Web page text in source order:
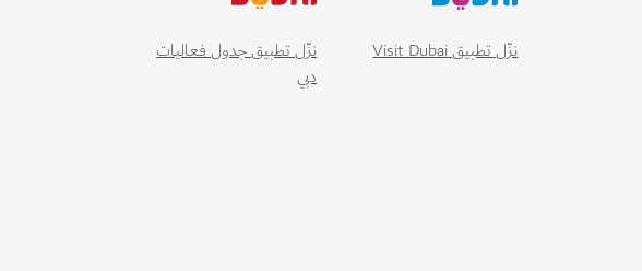
نزّل تطبيق Visit Dubai
نزّل تطبيق جدول فعاليات
دبي